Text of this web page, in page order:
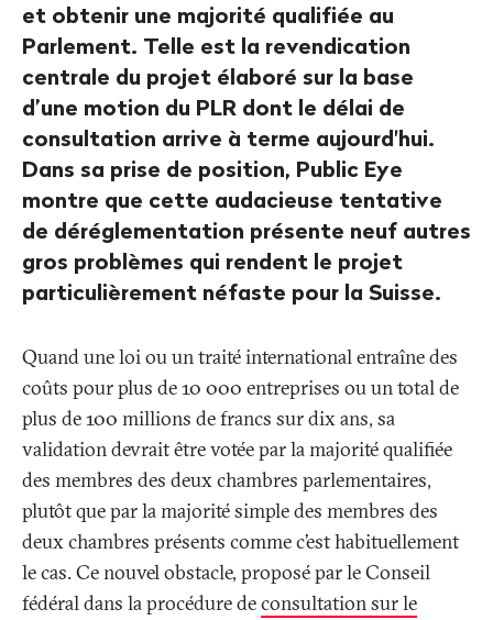
et obtenir une majorité qualifiée au
Parlement. Telle est la revendication
centrale du projet élaboré sur la base
d’une motion du PLR dont le délai de
consultation arrive à terme aujourd'hui.
Dans sa prise de position, Public Eye
montre que cette audacieuse tentative
de déréglementation présente neuf autres
gros problèmes qui rendent le projet
particulièrement néfaste pour la Suisse.
Quand une loi ou un traité international entraîne des
coûts pour plus de 10 000 entreprises ou un total de
plus de 100 millions de francs sur dix ans, sa
validation devrait être votée par la majorité qualifiée
des membres des deux chambres parlementaires,
plutôt que par la majorité simple des membres des
deux chambres présents comme c’est habituellement
le cas. Ce nouvel obstacle, proposé par le Conseil
fédéral dans la procédure deconsultation sur le